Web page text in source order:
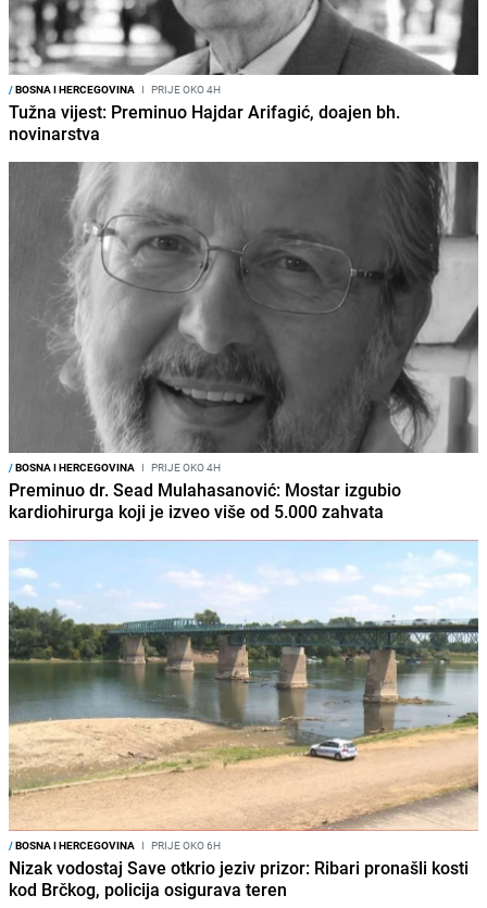
/BOSNA I HERCEGOVINA I PRIJE OKO 4H
Tužna vijest: Preminuo Hajdar Arifagić, doajen bh.
novinarstva
/BOSNA I HERCEGOVINA I PRIJE OKO 4H
Preminuo dr. Sead Mulahasanović: Mostar izgubio
kardiohirurga koji je izveo više od 5.000 zahvata
/BOSNA I HERCEGOVINA I PRIJE OKO 6H
Nizak vodostaj Save otkrio jeziv prizor: Ribari pronašli kosti
kod Brčkog, policija osigurava teren